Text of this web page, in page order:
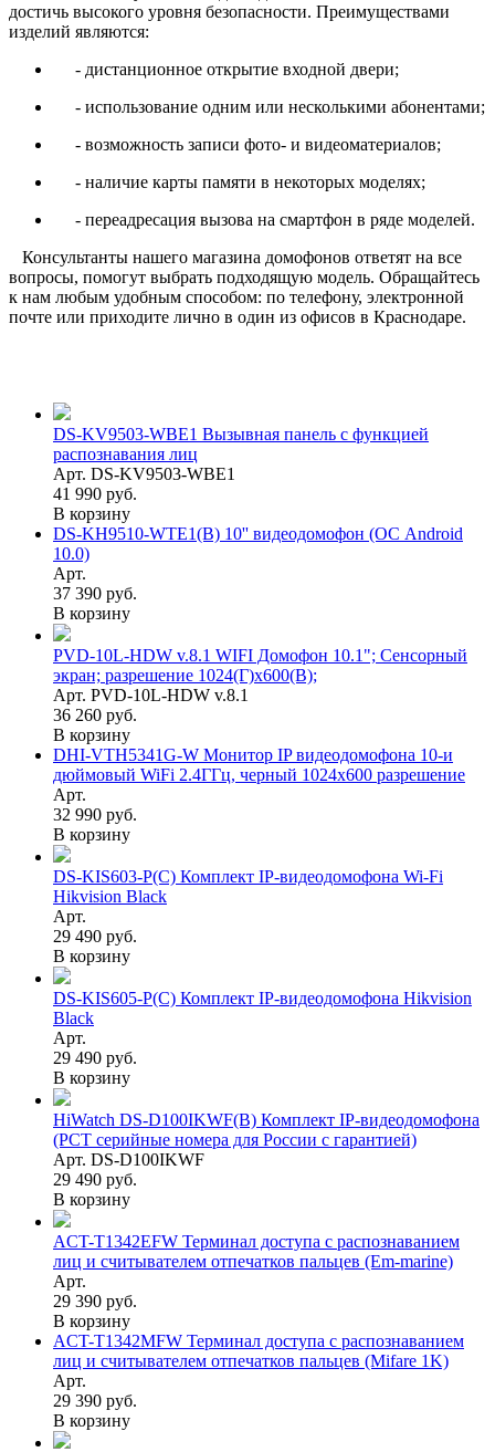
достичь высокого уровня безопасности. Преимуществами
изделий являются:
- дистанционное открытие входной двери;
- использование одним или несколькими абонентами;
- возможность записи фото- и видеоматериалов;
- наличие карты памяти в некоторых моделях;
- переадресация вызова на смартфон в ряде моделей.
Консультанты нашего магазина домофонов ответят на все
вопросы, помогут выбрать подходящую модель. Обращайтесь
к нам любым удобным способом: по телефону, электронной
почте или приходите лично в один из офисов в Краснодаре.
DS-KV9503-WBE1 Вызывная панель с функцией
распознавания лиц
Арт. DS-KV9503-WBE1
41 990 руб.
В корзину
DS-KH9510-WTE1(B) 10'' видеодомофон (ОС Android
10.0)
Арт.
37 390 руб.
В корзину
PVD-10L-HDW v.8.1 WIFI Домофон 10.1"; Сенсорный
экран; разрешение 1024(Г)x600(В);
Арт. PVD-10L-HDW v.8.1
36 260 руб.
В корзину
DHI-VTH5341G-W Монитор IP видеодомофона 10-и
дюймовый WiFi 2.4ГГц, черный 1024x600 разрешение
Арт.
32 990 руб.
В корзину
DS-KIS603-P(C) Комплект IP-видеодомофона Wi-Fi
Hikvision Black
Арт.
29 490 руб.
В корзину
DS-KIS605-P(C) Комплект IP-видеодомофона Hikvision
Black
Арт.
29 490 руб.
В корзину
HiWatch DS-D100IKWF(B) Комплект IP-видеодомофона
(РСТ серийные номера для России с гарантией)
Арт. DS-D100IKWF
29 490 руб.
В корзину
ACT-T1342EFW Терминал доступа с распознаванием
лиц и считывателем отпечатков пальцев (Em-marine)
Арт.
29 390 руб.
В корзину
ACT-T1342MFW Терминал доступа с распознаванием
лиц и считывателем отпечатков пальцев (Mifare 1K)
Арт.
29 390 руб.
В корзину